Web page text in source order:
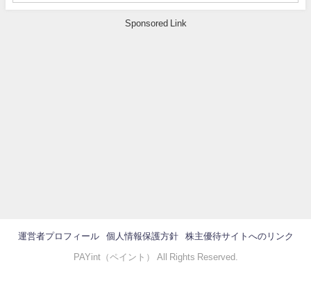
Sponsored Link
運営者プロフィール 個人情報保護方針 株主優待サイトへのリンク
PAYint（ペイント） All Rights Reserved.